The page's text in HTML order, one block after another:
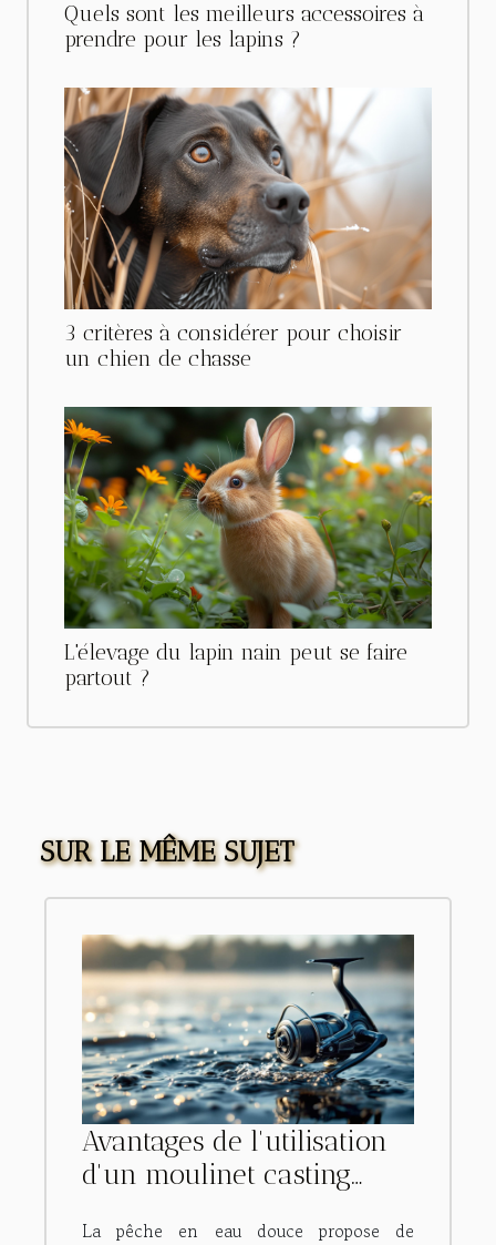
Quels sont les meilleurs accessoires à
prendre pour les lapins ?
3 critères à considérer pour choisir
un chien de chasse
L'élevage du lapin nain peut se faire
partout ?
SUR LE MÊME SUJET
Avantages de l'utilisation
d'un moulinet casting
La pêche en eau douce propose de